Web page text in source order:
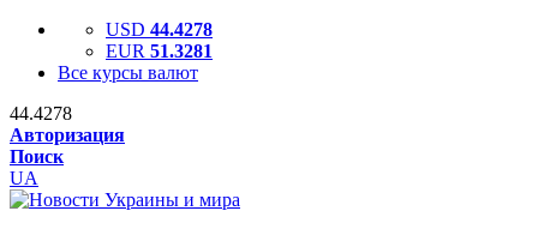
USD 44.4278
EUR 51.3281
Все курсы валют
44.4278
Авторизация
Поиск
UA